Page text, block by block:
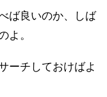
ば良いのか、しば
よ。
ーチしておけばよ